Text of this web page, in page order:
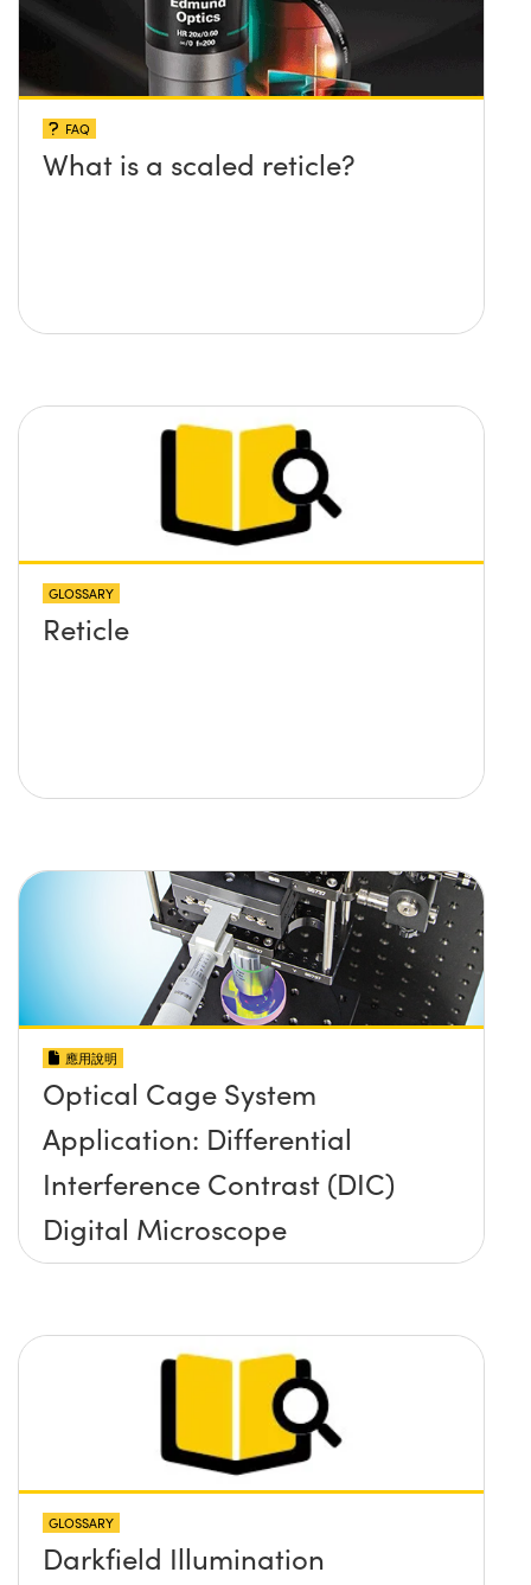
FAQ
What is a scaled reticle?
GLOSSARY
Reticle
應用說明
Optical Cage System
Application: Differential
Interference Contrast (DIC)
Digital Microscope
GLOSSARY
Darkfield Illumination